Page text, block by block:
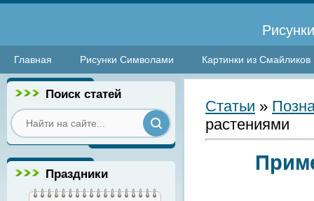
Главная Рисунки Символами Картинки из Смайликов
Поиск статей
Праздники
Статьи »
растениями